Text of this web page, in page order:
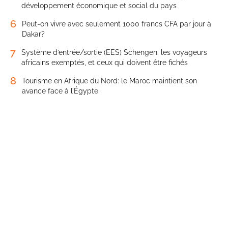
développement économique et social du pays
6
Peut-on vivre avec seulement 1000 francs CFA par jour à
Dakar?
7
Système d’entrée/sortie (EES) Schengen: les voyageurs
africains exemptés, et ceux qui doivent être fichés
8
Tourisme en Afrique du Nord: le Maroc maintient son
avance face à l’Égypte